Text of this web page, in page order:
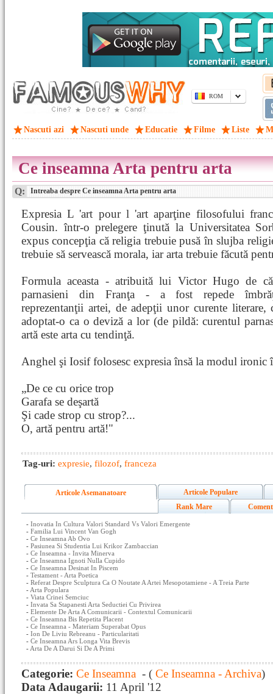
ROM
Nascuti azi Nascuti unde Educatie Filme Liste
Ce inseamna Arta pentru arta
Q: Intreaba despre Ce inseamna Arta pentru arta
Expresia L 'art pour l 'art aparţine filosofului
Cousin. într-o prelegere ţinută la Universitatea
expus concepţia că religia trebuie pusă în slujba
trebuie să servească morala, iar arta trebuie făcută
Formula aceasta - atribuită lui Victor Hugo de
parnasieni din Franţa - a fost repede
reprezentanţii artei, de adepţii unor curente literare,
adoptat-o ca o deviză a lor (de pildă: curentul
artă este arta cu tendinţă.
Anghel şi Iosif folosesc expresia însă la modul ironic
„De ce cu orice trop
Garafa se deşartă
Şi cade strop cu strop?...
O, artă pentru artă!"
Tag-uri: expresie, filozof, franceza
Articole Asemanatoare
Articole Populare
Rank Mare
- Inovatia In Cultura Valori Standard Vs Valori Emergente
- Familia Lui Vincent Van Gogh
- Ce Inseamna Ab Ovo
- Pasiunea Si Studentia Lui Krikor Zambaccian
- Ce Inseamna - Invita Minerva
- Ce Inseamna Ignoti Nulla Cupido
- Ce Inseamna Desinat In Piscem
- Testament - Arta Poetica
- Referat Despre Sculptura Ca O Noutate A Artei Mesopotamiene - A Treia Parte
- Arta Populara
- Viata Crinei Semciuc
- Invata Sa Stapanesti Arta Seductiei Cu Privirea
- Elemente De Arta A Comunicarii - Contextul Comunicarii
- Ce Inseamna Bis Repetita Placent
- Ce Inseamna - Materiam Superabat Opus
- Ion De Liviu Rebreanu - Particularitati
- Ce Inseamna Ars Longa Vita Brevis
- Arta De A Darui Si De A Primi
Categorie: Ce Inseamna - ( Ce Inseamna - Archiva)
Data Adaugarii: 11 April '12